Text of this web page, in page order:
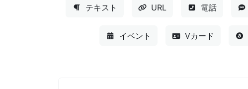
テキスト URL 電話
イベント Vカード